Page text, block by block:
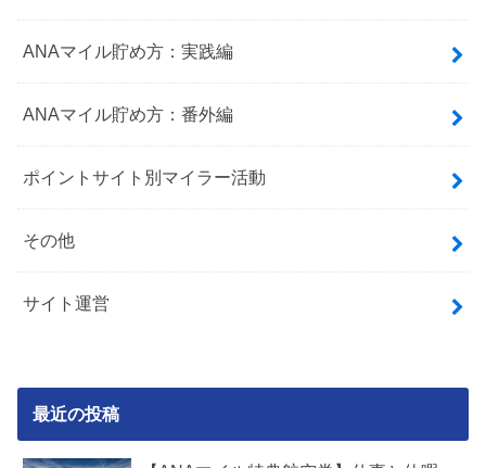
ANAマイル貯め方：実践編
ANAマイル貯め方：番外編
ポイントサイト別マイラー活動
その他
サイト運営
最近の投稿